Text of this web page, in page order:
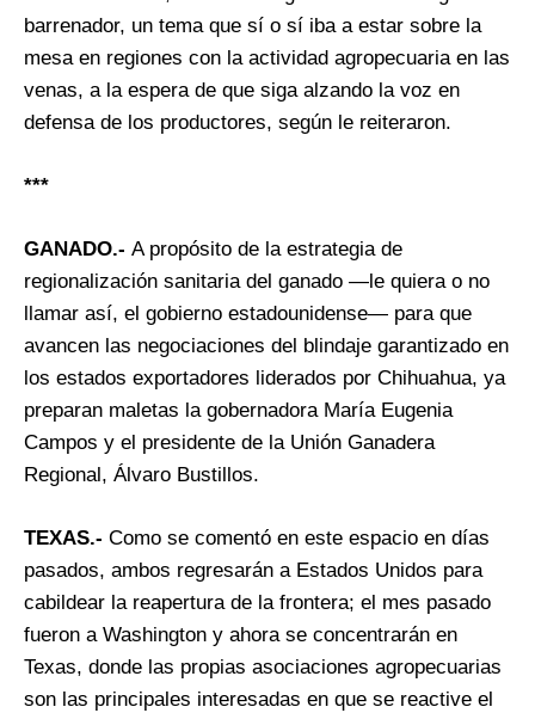
barrenador, un tema que sí o sí iba a estar sobre la
mesa en regiones con la actividad agropecuaria en las
venas, a la espera de que siga alzando la voz en
defensa de los productores, según le reiteraron.
***
GANADO.- A propósito de la estrategia de
regionalización sanitaria del ganado —le quiera o no
llamar así, el gobierno estadounidense— para que
avancen las negociaciones del blindaje garantizado en
los estados exportadores liderados por Chihuahua, ya
preparan maletas la gobernadora María Eugenia
Campos y el presidente de la Unión Ganadera
Regional, Álvaro Bustillos.
TEXAS.- Como se comentó en este espacio en días
pasados, ambos regresarán a Estados Unidos para
cabildear la reapertura de la frontera; el mes pasado
fueron a Washington y ahora se concentrarán en
Texas, donde las propias asociaciones agropecuarias
son las principales interesadas en que se reactive el